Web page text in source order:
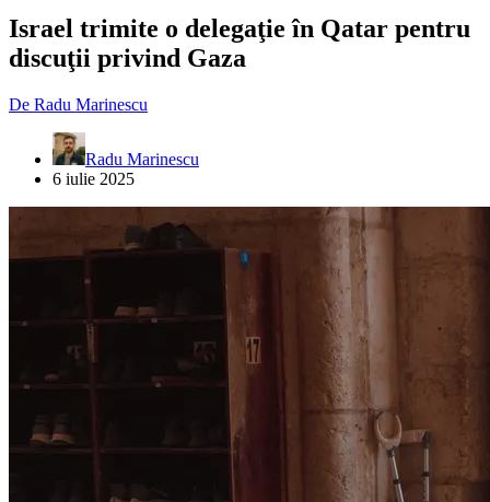
Israel trimite o delegaţie în Qatar pentru
discuţii privind Gaza
De Radu Marinescu
Radu Marinescu
6 iulie 2025